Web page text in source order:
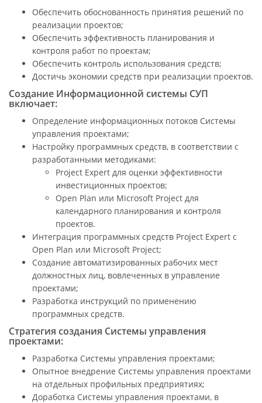
Обеспечить обоснованность принятия решений по
реализации проектов;
Обеспечить эффективность планирования и
контроля работ по проектам;
Обеспечить контроль использования средств;
Достичь экономии средств при реализации проектов.
Создание Информационной системы СУП
включает:
Определение информационных потоков Системы
управления проектами;
Настройку программных средств, в соответствии с
разработанными методиками:
Project Expert для оценки эффективности
инвестиционных проектов;
Open Plan или Microsoft Рroject для
календарного планирования и контроля
проектов.
Интеграция программных средств Project Expert с
Open Plan или Microsoft Project;
Создание автоматизированных рабочих мест
должностных лиц, вовлеченных в управление
проектами;
Разработка инструкций по применению
программных средств.
Стратегия создания Системы управления
проектами:
Разработка Системы управления проектами;
Опытное внедрение Системы управления проектами
на отдельных профильных предприятиях;
Доработка Системы управления проектами, в